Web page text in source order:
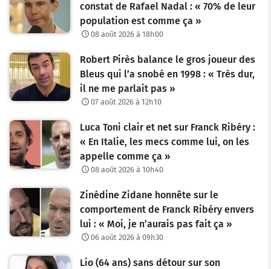
constat de Rafael Nadal : « 70% de leur
population est comme ça »
08 août 2026 à 18h00
Robert Pirès balance le gros joueur des
Bleus qui l’a snobé en 1998 : « Très dur,
il ne me parlait pas »
07 août 2026 à 12h10
Luca Toni clair et net sur Franck Ribéry :
« En Italie, les mecs comme lui, on les
appelle comme ça »
08 août 2026 à 10h40
Zinédine Zidane honnête sur le
comportement de Franck Ribéry envers
lui : « Moi, je n’aurais pas fait ça »
06 août 2026 à 09h30
Lio (64 ans) sans détour sur son